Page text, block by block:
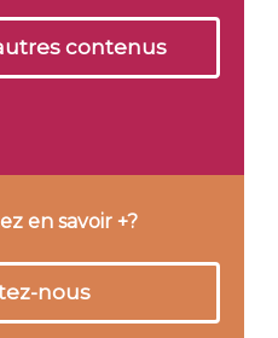
contenus
en savoir +?
nous